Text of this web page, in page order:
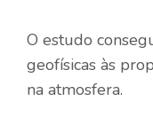
O estudo
geofísicas às
na atmosfera.